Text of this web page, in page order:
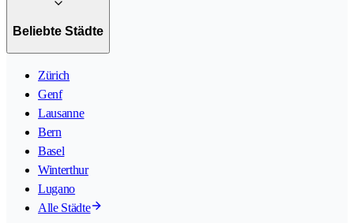
Beliebte Städte
Zürich
Genf
Lausanne
Bern
Basel
Winterthur
Lugano
Alle Städte